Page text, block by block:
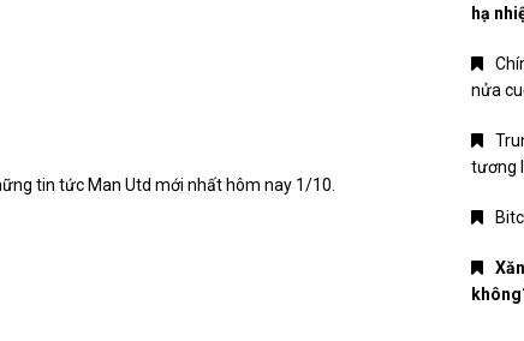
tin tức Man Utd mới nhất hôm nay 1/10.
hạ
nửa
tương